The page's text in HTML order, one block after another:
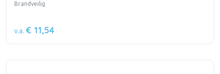
Brandveilig
v.a. € 11,54